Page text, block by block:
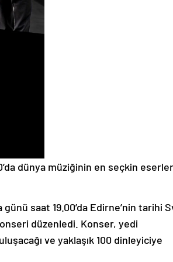
dünya müziğinin en seçkin
saat 19.00’da Edirne’nin tarihi
düzenledi. Konser, yedi
ve yaklaşık 100 dinleyiciye